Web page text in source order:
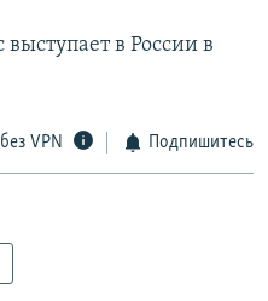
выступает в России в
VPN Подпишитесь